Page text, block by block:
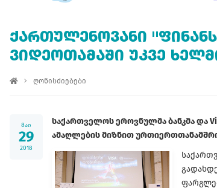
ᲥᲐᲠᲗᲣᲚᲔᲜᲝᲕᲐᲜᲘ
ᲕᲘᲓᲔᲝᲗᲐᲛᲐᲨᲘ ᲣᲙᲕᲔ
ღონისძიებები
მაი
29
2018
საქართველოს ეროვნულმა ბანკმა და
ამაღლების მიზნით